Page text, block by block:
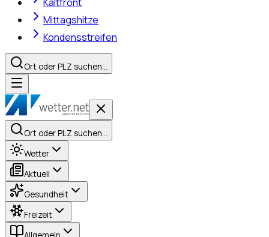
Mittagshitze
Kondensstreifen
Ort oder PLZ suchen…
Ort oder PLZ suchen…
Wetter
Aktuell
Gesundheit
Freizeit